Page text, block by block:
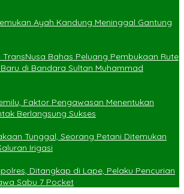
Ayah Kandung Meninggal Gantung
Bahas Peluang Pembukaan Rute
di Bandara Sultan Muhammad
Faktor Pengawasan Menentukan
Berlangsung Sukses
Tunggal, Seorang Petani Ditemukan
Irigasi
Ditangkap di Lape, Pelaku Pencurian
Sabu 7 Pocket